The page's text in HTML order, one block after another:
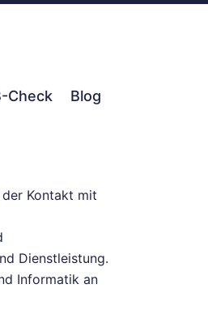
Check Blog
Kontakt mit
Dienstleistung.
Informatik an